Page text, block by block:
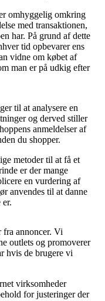
omhyggelig omkring
med transaktionen,
har. På grund af dette
tid opbevarer ens
vidne om købet af
man er på udkig efter
til at analysere en
og derved stiller
anmeldelser af
du shopper.
metoder til at få et
er der mange
en vurdering af
anvendes til at danne
annoncer. Vi
outlets og promoverer
hvis de brugere vi
virksomheder
for justeringer der